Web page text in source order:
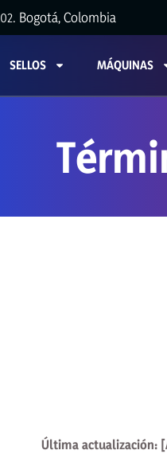
Bogotá, Colombia
SELLOS MÁQUINAS
Última actualización: